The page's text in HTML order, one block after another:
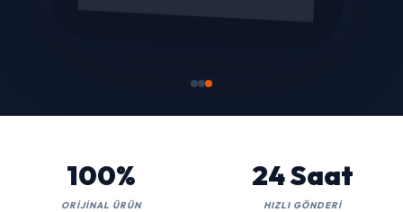
100%
ORIJINAL ÜRÜN
24 Saat
HIZLI GÖNDERI